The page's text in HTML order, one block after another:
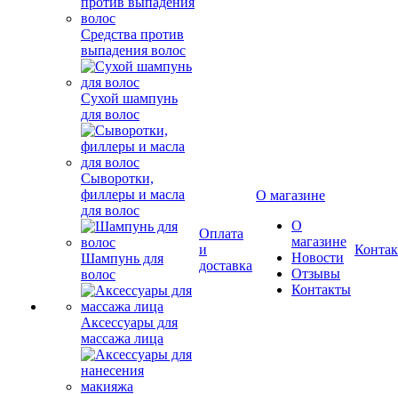
Средства против
выпадения волос
Сухой шампунь
для волос
Сыворотки,
филлеры и масла
для волос
Шампунь для
волос
Аксессуары для
массажа лица
Оплата
и
доставка
О магазине
О
магазине
Новости
Отзывы
Контакты